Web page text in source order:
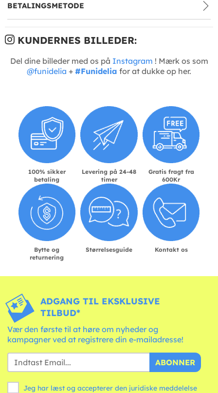
BETALINGSMETODE
KUNDERNES BILLEDER:
Del dine billeder med os på Instagram ! Mærk os som
@funidelia + #Funidelia for at dukke op her.
100% sikker
betaling
Levering på 24-48
timer
Gratis fragt fra
600Kr
Bytte og
returnering
Størrelsesguide Kontakt os
ADGANG TIL EKSKLUSIVE
TILBUD*
Vær den første til at høre om nyheder og
kampagner ved at registrere din e-mailadresse!
ABONNER
Jeg har læst og accepterer den juridiske meddelelse